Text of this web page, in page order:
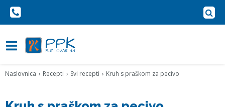
Naslovnica Recepti Svi recepti Kruh s praškom za pecivo